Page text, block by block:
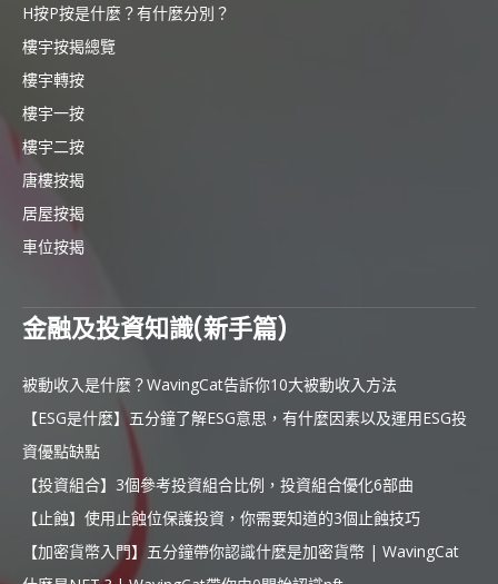
H按P按是什麼？有什麼分別？
樓宇按揭總覽
樓宇轉按
樓宇一按
樓宇二按
唐樓按揭
居屋按揭
車位按揭
金融及投資知識(新手篇)
被動收入是什麼？WavingCat告訴你10大被動收入方法
【ESG是什麼】五分鐘了解ESG意思，有什麼因素以及運用ESG投
資優點缺點
【投資組合】3個參考投資組合比例，投資組合優化6部曲
【止蝕】使用止蝕位保護投資，你需要知道的3個止蝕技巧
【加密貨幣入門】五分鐘帶你認識什麼是加密貨幣 | WavingCat